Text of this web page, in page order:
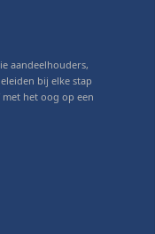
aandeelhouders,
bij elke stap
het oog op een